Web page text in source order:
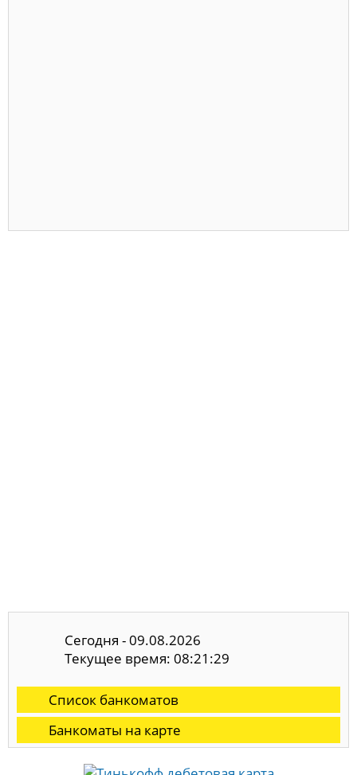
Сегодня - 09.08.2026
Текущее время: 08:21:29
Список банкоматов
Банкоматы на карте